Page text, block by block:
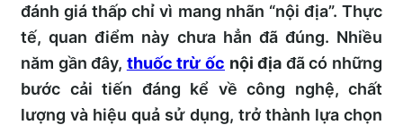
đánh giá thấp chỉ vì mang nhãn “nội địa”. Thực
tế, quan điểm này chưa hẳn đã đúng. Nhiều
năm gần đây, thuốc trừ ốc nội địa đã có những
bước cải tiến đáng kể về công nghệ, chất
lượng và hiệu quả sử dụng, trở thành lựa chọn